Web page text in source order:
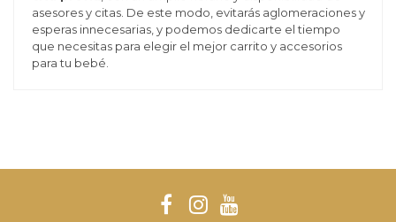
asesores y citas. De este modo, evitarás aglomeraciones y
esperas innecesarias, y podemos dedicarte el tiempo
que necesitas para elegir el mejor carrito y accesorios
para tu bebé.